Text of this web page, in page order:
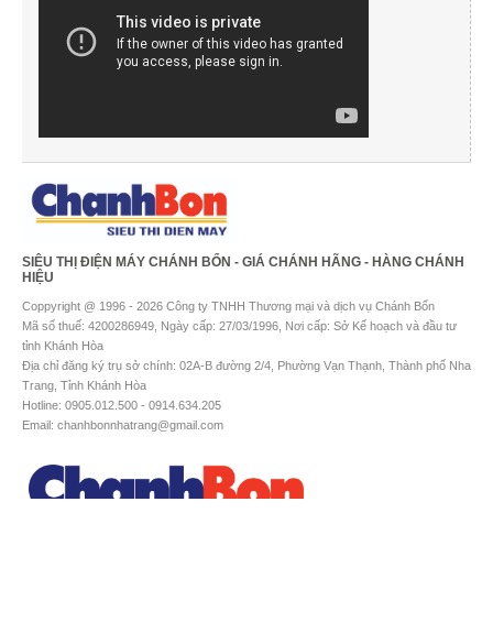
SIÊU THỊ ĐIỆN MÁY CHÁNH BỔN - GIÁ CHÁNH HÃNG - HÀNG CHÁNH
HIỆU
Coppyright @ 1996 - 2026 Công ty TNHH Thương mại và dịch vụ Chánh Bổn
Mã số thuế: 4200286949, Ngày cấp: 27/03/1996, Nơi cấp: Sở Kế hoạch và đầu tư
tỉnh Khánh Hòa
Địa chỉ đăng ký trụ sở chính: 02A-B đường 2/4, Phường Vạn Thạnh, Thành phố Nha
Trang, Tỉnh Khánh Hòa
Hotline: 0905.012.500 - 0914.634.205
Email: chanhbonnhatrang@gmail.com